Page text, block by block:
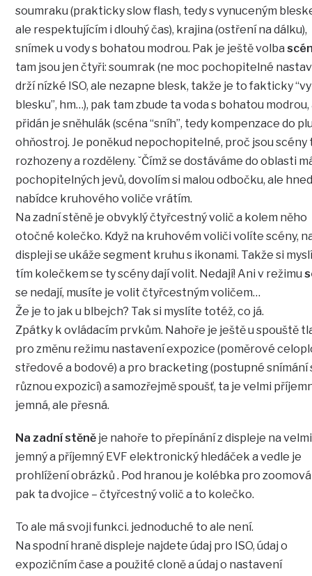
soumraku (prakticky slow flash, tedy s vynuceným
ale respektujícím i dlouhý čas), krajina (ostření na dálku),
snímek u vody s bohatou modrou. Pak je ještě volba
tam jsou jen čtyři: soumrak (ne moc pochopitelné
drží nízké ISO, ale nezapne blesk, takže je to fakticky
blesku”, hm…), pak tam zbude ta voda s bohatou modrou,
přidán je sněhulák (scéna “sníh”, tedy kompenzace do
ohňostroj. Je poněkud nepochopitelné, proč jsou
rozhozeny a rozděleny. ˇČímž se dostáváme do oblasti
pochopitelných jevů, dovolím si malou odbočku, ale
nabídce kruhového voliče vrátím.
Na zadní stěně je obvyklý čtyřcestný volič a kolem něho
otočné kolečko. Když na kruhovém voliči volíte scény,
displeji se ukáže segment kruhu s ikonami. Takže si
tím kolečkem se ty scény dají volit. Nedají! Ani v režimu
se nedají, musíte je volit čtyřcestným voličem…
Že je to jak u blbejch? Tak si myslíte totéž, co já.
Zpátky k ovládacím prvkům. Nahoře je ještě u spouště
pro změnu režimu nastavení expozice (poměrové
středové a bodové) a pro bracketing (postupné snímání
různou expozicí) a samozřejmě spoušť, ta je velmi
jemná, ale přesná.
Na zadní stěně je nahoře to přepínání z displeje na velmi
jemný a příjemný EVF elektronický hledáček a vedle je
prohlížení obrázků . Pod hranou je kolébka pro
pak ta dvojice – čtyřcestný volič a to kolečko.
To ale má svoji funkci. jednoduché to ale není.
Na spodní hraně displeje najdete údaj pro ISO, údaj o
expozičním čase a použité cloně a údaj o nastavení